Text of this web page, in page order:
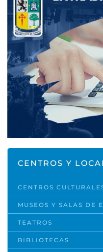
CENTROS Y
CENTROS
MUSEOS Y SALAS DE
TEATROS
BIBLIOTECAS